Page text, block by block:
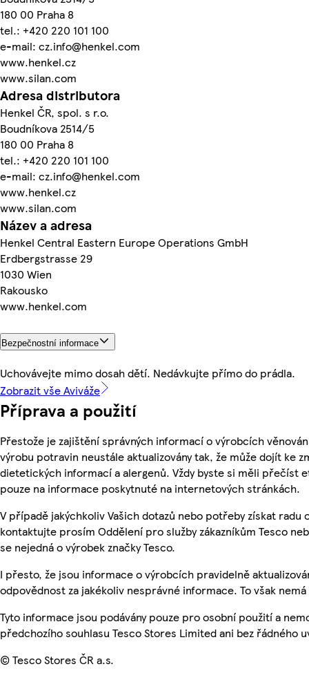
180 00 Praha 8
tel.: +420 220 101 100
e-mail: cz.info@henkel.com
www.henkel.cz
www.silan.com
Adresa distributora
Henkel ČR, spol. s r.o.
Boudníkova 2514/5
180 00 Praha 8
tel.: +420 220 101 100
e-mail: cz.info@henkel.com
www.henkel.cz
www.silan.com
Název a adresa
Henkel Central Eastern Europe Operations GmbH
Erdbergstrasse 29
1030 Wien
Rakousko
www.henkel.com
Bezpečnostní informace
Uchovávejte mimo dosah dětí. Nedávkujte přímo do prádla.
Zobrazit vše Aviváže
Příprava a použití
Přestože je zajištění správných informací o výrobcích
výrobu potravin neustále aktualizovány tak, že může dojít ke
dietetických informací a alergenů. Vždy byste si měli přečíst
pouze na informace poskytnuté na internetových stránkách.
V případě jakýchkoliv Vašich dotazů nebo potřeby získat radu
kontaktujte prosím Oddělení pro služby zákazníkům Tesco
se nejedná o výrobek značky Tesco.
I přesto, že jsou informace o výrobcích pravidelně
odpovědnost za jakékoliv nesprávné informace. To však
Tyto informace jsou podávány pouze pro osobní použití a
předchozího souhlasu Tesco Stores Limited ani bez řádného
© Tesco Stores ČR a.s.